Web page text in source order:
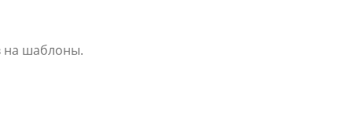
на шаблоны.